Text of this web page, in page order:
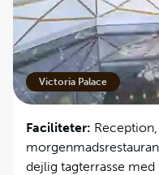
Victoria Palace
beliggenhed få meter
Cefalùs gamle
seværdigheder,
Faciliteter:
dejlig tagterrasse